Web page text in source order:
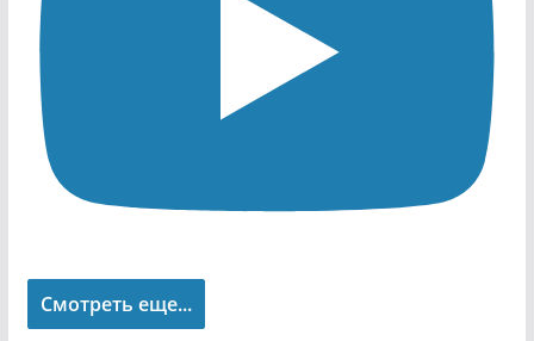
Смотреть еще...